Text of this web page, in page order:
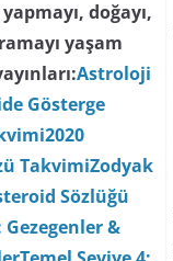
doğayı,
yaşam
Astroloji
Gösterge
2020
TakvimiZodyak
Sözlüğü
Gezegenler &